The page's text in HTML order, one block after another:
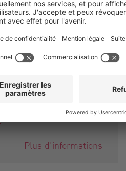
et le processus de
prend
moins de
complémentaires:
Plus d'informations